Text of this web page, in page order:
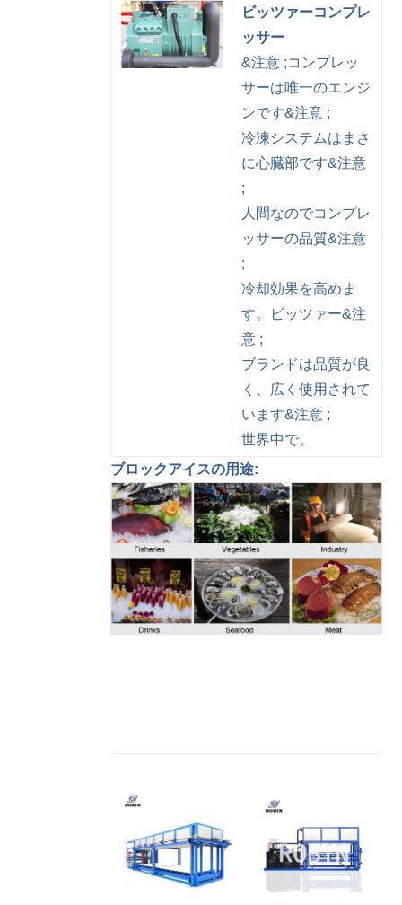
ビッツァーコンプレ
ッサー
&注意 ;コンプレッ
サーは唯一のエンジ
ンです&注意 ;
冷凍システムはまさ
に心臓部です&注意
;
人間なのでコンプレ
ッサーの品質&注意
;
冷却効果を高めま
す。ビッツァー&注
意 ;
ブランドは品質が良
く、広く使用されて
います&注意 ;
世界中で。
ブロックアイスの用途: